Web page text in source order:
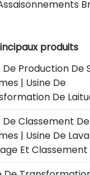
produits
De Production De
| Usine De
De
De Classement
| Usine De
Et Classement